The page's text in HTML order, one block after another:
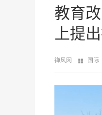
教育
上提
禅风网 国际